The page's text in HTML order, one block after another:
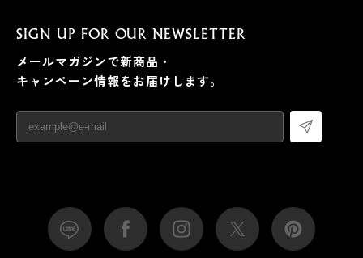
SIGN UP FOR OUR NEWSLETTER
メールマガジンで新商品・
キャンペーン情報をお届けします。